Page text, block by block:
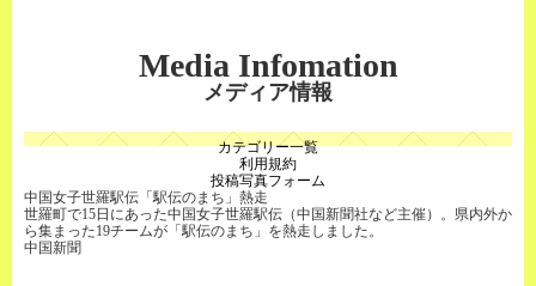
o
n
Media Infomation
メディア情報
カテゴリー一覧
利用規約
投稿写真フォーム
中国女子世羅駅伝「駅伝のまち」熱走
世羅町で15日にあった中国女子世羅駅伝（中国新聞社など主催）。県内外か
ら集まった19チームが「駅伝のまち」を熱走しました。
中国新聞